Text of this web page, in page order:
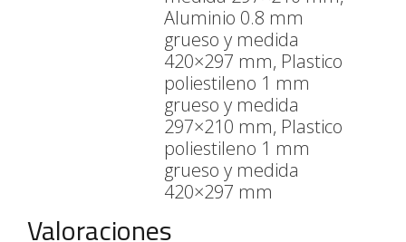
Aluminio 0.8 mm
grueso y medida
420×297 mm, Plastico
poliestileno 1 mm
grueso y medida
297×210 mm, Plastico
poliestileno 1 mm
grueso y medida
420×297 mm
Valoraciones